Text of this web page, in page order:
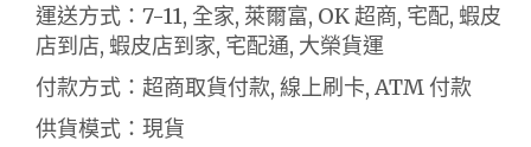
運送方式：7-11, 全家, 萊爾富, OK 超商, 宅配, 蝦皮
店到店, 蝦皮店到家, 宅配通, 大榮貨運
付款方式：超商取貨付款, 線上刷卡, ATM 付款
供貨模式：現貨